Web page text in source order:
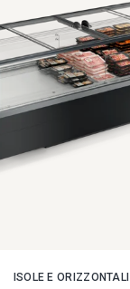
ISOLE E ORIZZONTALI